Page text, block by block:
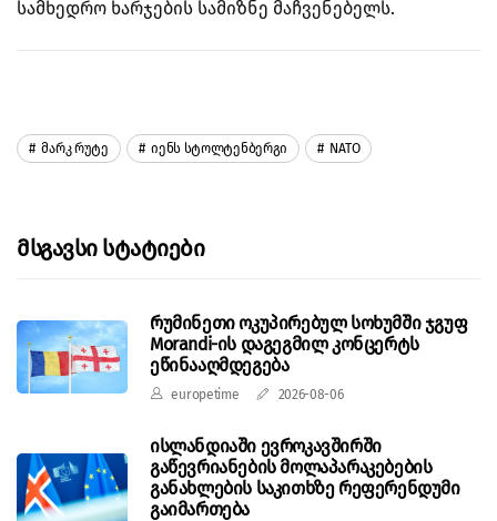
სამხედრო ხარჯების სამიზნე მაჩვენებელს.
Მარკ Რუტე Იენს Სტოლტენბერგი NATO
Მსგავსი Სტატიები
რუმინეთი ოკუპირებულ სოხუმში ჯგუფ
Morandi-ის დაგეგმილ კონცერტს
ეწინააღმდეგება
europetime 2026-08-06
ისლანდიაში ევროკავშირში
გაწევრიანების მოლაპარაკებების
განახლების საკითხზე რეფერენდუმი
გაიმართება